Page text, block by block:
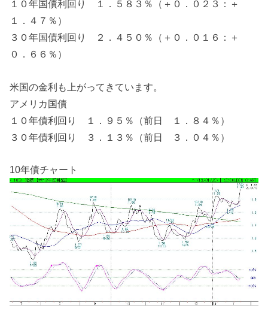
１０年国債利回り １．５８３％（＋０．０２３：＋
１．４７％）
３０年国債利回り ２．４５０％（＋０．０１６：＋
０．６６％）
米国の金利も上がってきています。
アメリカ国債
１０年債利回り １．９５％（前日 １．８４％）
３０年債利回り ３．１３％（前日 ３．０４％）
10年債チャート